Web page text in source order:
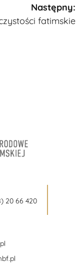
Następny:
fatimskie
20 66 420